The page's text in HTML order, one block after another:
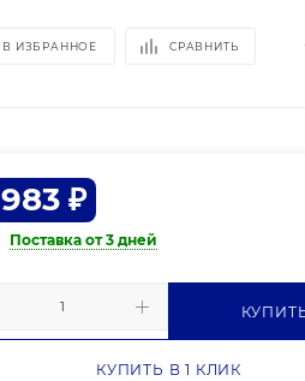
В ИЗБРАННОЕ СРАВНИТЬ
983 ₽
Поставка от 3 дней
КУПИТЬ В 1 КЛИК